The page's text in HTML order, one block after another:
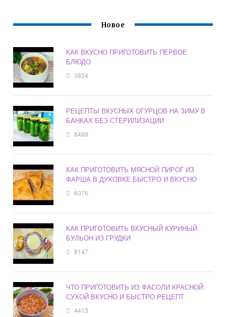
Новое
КАК ВКУСНО ПРИГОТОВИТЬ ПЕРВОЕ
БЛЮДО
3834
РЕЦЕПТЫ ВКУСНЫХ ОГУРЦОВ НА ЗИМУ В
БАНКАХ БЕЗ СТЕРИЛИЗАЦИИ
8488
КАК ПРИГОТОВИТЬ МЯСНОЙ ПИРОГ ИЗ
ФАРША В ДУХОВКЕ БЫСТРО И ВКУСНО
6076
КАК ПРИГОТОВИТЬ ВКУСНЫЙ КУРИНЫЙ
БУЛЬОН ИЗ ГРУДКИ
8147
ЧТО ПРИГОТОВИТЬ ИЗ ФАСОЛИ КРАСНОЙ
СУХОЙ ВКУСНО И БЫСТРО РЕЦЕПТ
4413